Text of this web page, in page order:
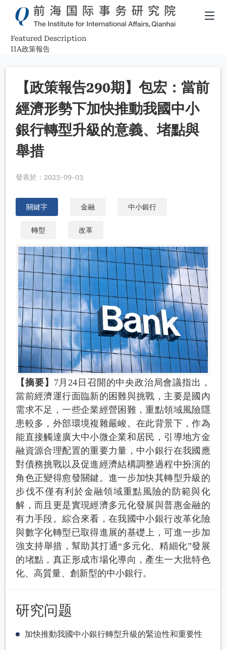
導
連
結
Featured Description
IIA政策報告
【政策報告290期】包宏：當前
經濟形勢下加快推動我國中小
銀行轉型升級的意義、堵點與
舉措
發表於： 2023-09-03
關鍵字 金融 中小銀行
轉型 改革
【摘要】 7月24日召開的中央政治局會議指出，
當前經濟運行面臨新的困難與挑戰，主要是國內
需求不足，一些企業經營困難，重點領域風險隱
患較多，外部環境複雜嚴峻。在此背景下，作為
能直接觸達廣大中小微企業和居民，引導地方金
融資源合理配置的重要力量，中小銀行在我國應
對債務挑戰以及促進經濟結構調整過程中扮演的
角色正變得愈發關鍵。進一步加快其轉型升級的
步伐不僅有利於金融領域重點風險的防範與化
解，而且更是實現經濟多元化發展與普惠金融的
有力手段。綜合來看，在我國中小銀行改革化險
與數字化轉型已取得進展的基礎上，可進一步加
強支持舉措，幫助其打通“多元化、精細化”發展
的堵點，真正形成市場化導向，產生一大批特色
化、高質量、創新型的中小銀行。
研究问题
加快推動我國中小銀行轉型升級的緊迫性和重要性